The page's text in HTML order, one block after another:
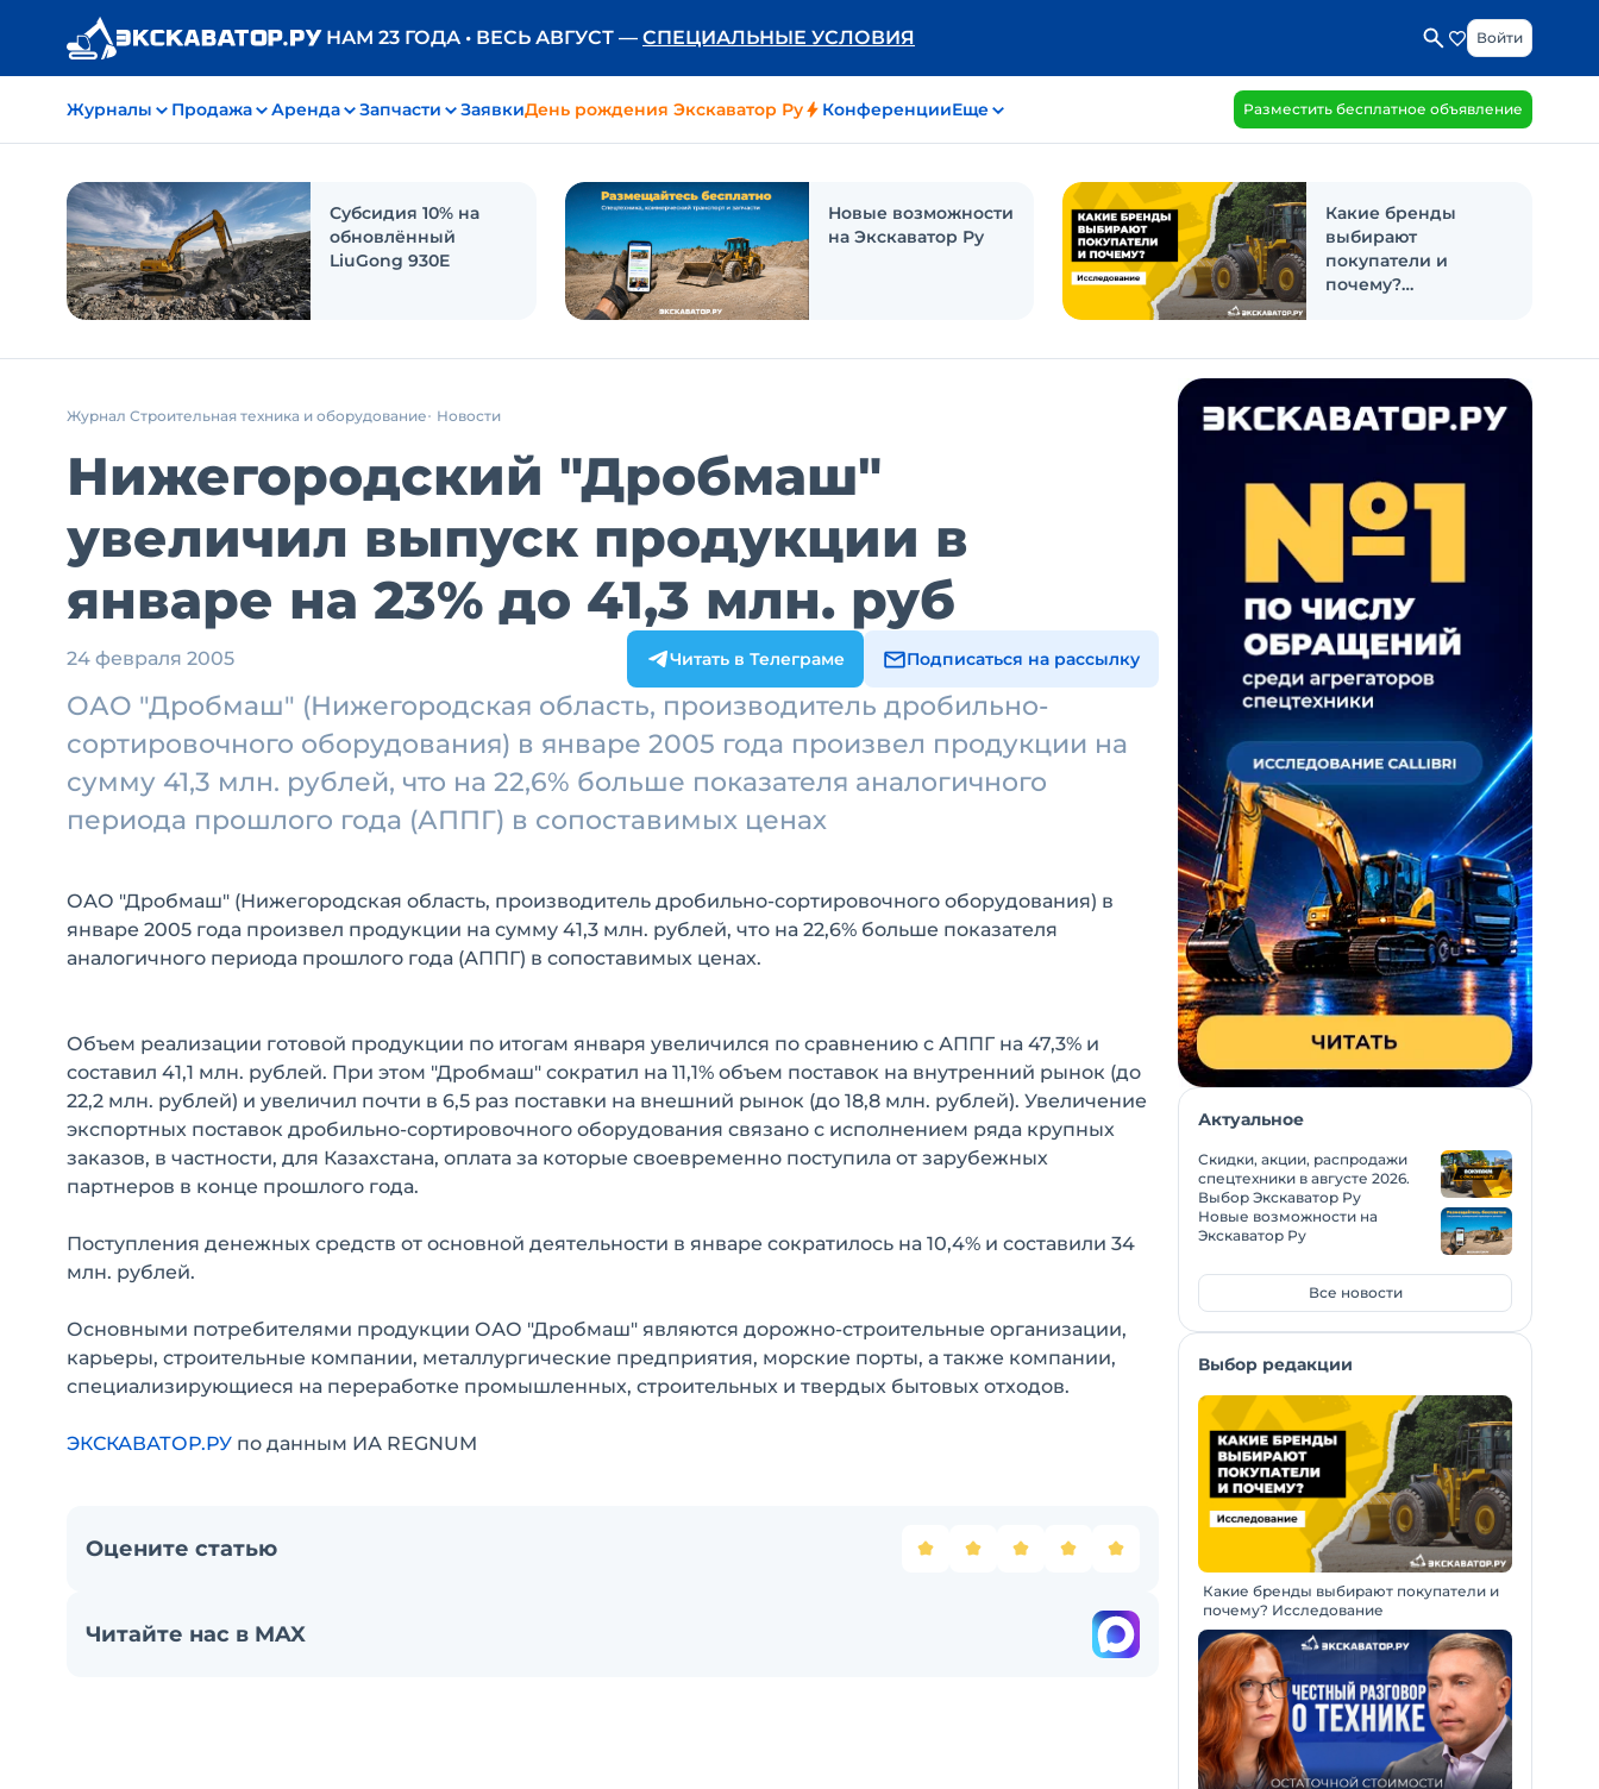
НАМ 23 ГОДА • ВЕСЬ АВГУСТ — СПЕЦИАЛЬНЫЕ УСЛОВИЯ Войти
Журналы Продажа Аренда Запчасти ЗаявкиДень рождения Экскаватор Ру КонференцииЕще Разместить бесплатное объявление
Субсидия 10% на
обновлённый
LiuGong 930E
Новые возможности
на Экскаватор Ру
Какие бренды
выбирают
покупатели и
почему?
Журнал Строительная техника и оборудование Новости
Нижегородский "Дробмаш"
увеличил выпуск продукции в
январе на 23% до 41,3 млн. руб
24 февраля 2005 Читать в Телеграме Подписаться на рассылку
ОАО "Дробмаш" (Нижегородская область, производитель дробильно-
сортировочного оборудования) в январе 2005 года произвел продукции на
сумму 41,3 млн. рублей, что на 22,6% больше показателя аналогичного
периода прошлого года (АППГ) в сопоставимых ценах
ОАО "Дробмаш" (Нижегородская область, производитель дробильно-сортировочного оборудования) в
январе 2005 года произвел продукции на сумму 41,3 млн. рублей, что на 22,6% больше показателя
аналогичного периода прошлого года (АППГ) в сопоставимых ценах.
Объем реализации готовой продукции по итогам января увеличился по сравнению с АППГ на 47,3% и
составил 41,1 млн. рублей. При этом "Дробмаш" сократил на 11,1% объем поставок на внутренний рынок (до
22,2 млн. рублей) и увеличил почти в 6,5 раз поставки на внешний рынок (до 18,8 млн. рублей). Увеличение
экспортных поставок дробильно-сортировочного оборудования связано с исполнением ряда крупных
заказов, в частности, для Казахстана, оплата за которые своевременно поступила от зарубежных
партнеров в конце прошлого года.
Поступления денежных средств от основной деятельности в январе сократилось на 10,4% и составили 34
млн. рублей.
Основными потребителями продукции ОАО "Дробмаш" являются дорожно-строительные организации,
карьеры, строительные компании, металлургические предприятия, морские порты, а также компании,
специализирующиеся на переработке промышленных, строительных и твердых бытовых отходов.
ЭКСКАВАТОР.РУ по данным ИА REGNUM
Оцените статью
Читайте нас в MAX
Актуальное
Скидки, акции, распродажи
спецтехники в августе 2026.
Выбор Экскаватор Ру
Новые возможности на
Экскаватор Ру
Все новости
Выбор редакции
Какие бренды выбирают покупатели и
почему? Исследование